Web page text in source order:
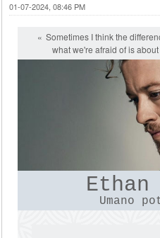
01-07-2024, 08:46 PM
Sometimes I think the
what we're afraid of is
Umano